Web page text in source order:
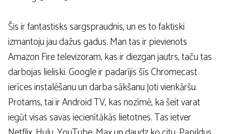
Šis ir fantastisks sargspraudnis, un es to faktiski
izmantoju jau dažus gadus. Man tas ir pievienots
Amazon Fire televizoram, kas ir diezgan jautrs, taču tas
darbojas lieliski. Google ir padarījis šīs Chromecast
ierīces instalēšanu un darba sākšanu ļoti vienkāršu.
Protams, tai ir Android TV, kas nozīmē, ka šeit varat
iegūt visas savas iecienītākās lietotnes. Tas ietver